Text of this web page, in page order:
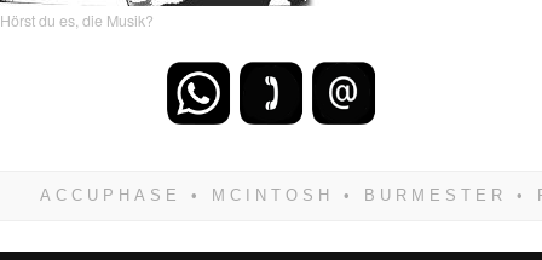
Hörst du es, die Musik?
zwangsläufig siegen! Und noch was: Hifi